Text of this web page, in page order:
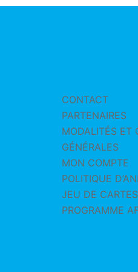
CONTACT
PARTENAIRES
MODALITÉS ET
GÉNÉRALES
MON COMPTE
POLITIQUE
JEU DE
PROGRAMME